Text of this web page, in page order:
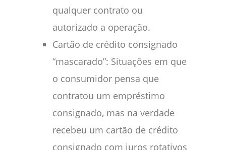
qualquer contrato ou
autorizado a operação.
Cartão de crédito consignado
“mascarado”: Situações em que
o consumidor pensa que
contratou um empréstimo
consignado, mas na verdade
recebeu um cartão de crédito
consignado com juros rotativos